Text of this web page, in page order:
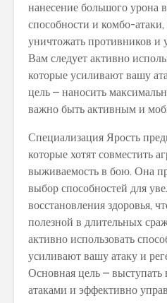
нанесение большого урона
способности и комбо-
уничтожать противников и
Вам следует активно
которые усиливают вашу
цель – наносить
важно быть активным и
Специализация Ярость
которые хотят совместить
выживаемость в бою. Она
выбор способностей для
восстановления здоровья,
полезной в длительных
активно использовать
усиливают вашу атаку и
Основная цель –
атаками и эффективно